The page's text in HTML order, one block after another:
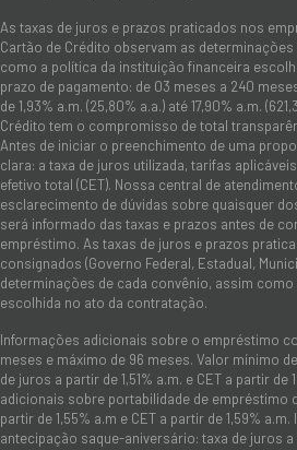
As taxas de juros e prazos praticados nos
Cartão de Crédito observam as
como a política da instituição financeira
prazo de pagamento: de 03 meses a 240
de 1,93% a.m. (25,80% a.a.) até 17,90% a.m.
Crédito tem o compromisso de total
Antes de iniciar o preenchimento de uma
clara: a taxa de juros utilizada, tarifas
efetivo total (CET). Nossa central de
esclarecimento de dúvidas sobre quaisquer
será informado das taxas e prazos antes de
empréstimo. As taxas de juros e prazos
consignados (Governo Federal, Estadual,
determinações de cada convênio, assim
escolhida no ato da contratação.
Informações adicionais sobre o empréstimo
meses e máximo de 96 meses. Valor mínimo
de juros a partir de 1,51% a.m. e CET a partir de
adicionais sobre portabilidade de empréstimo
partir de 1,55% a.m e CET a partir de 1,59%
antecipação saque-aniversário: taxa de juros a